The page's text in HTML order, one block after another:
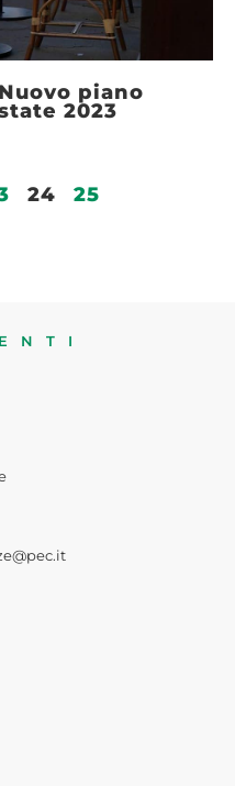
piano
2023
24 25